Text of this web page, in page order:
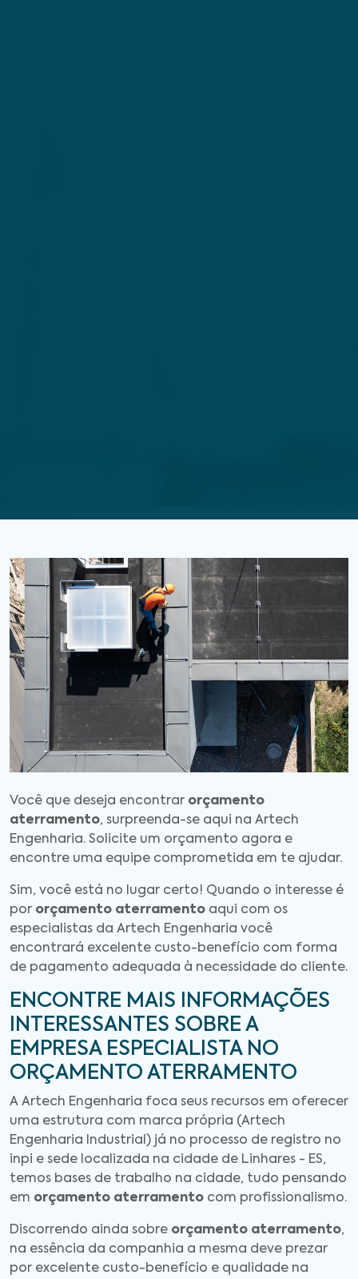
Você que deseja encontrar orçamento
aterramento, surpreenda-se aqui na Artech
Engenharia. Solicite um orçamento agora e
encontre uma equipe comprometida em te ajudar.
Sim, você está no lugar certo! Quando o interesse é
por orçamento aterramento aqui com os
especialistas da Artech Engenharia você
encontrará excelente custo-benefício com forma
de pagamento adequada à necessidade do cliente.
ENCONTRE MAIS INFORMAÇÕES
INTERESSANTES SOBRE A
EMPRESA ESPECIALISTA NO
ORÇAMENTO ATERRAMENTO
A Artech Engenharia foca seus recursos em oferecer
uma estrutura com marca própria (Artech
Engenharia Industrial) já no processo de registro no
inpi e sede localizada na cidade de Linhares - ES,
temos bases de trabalho na cidade, tudo pensando
em orçamento aterramento com profissionalismo.
Discorrendo ainda sobre orçamento aterramento,
na essência da companhia a mesma deve prezar
por excelente custo-benefício e qualidade na